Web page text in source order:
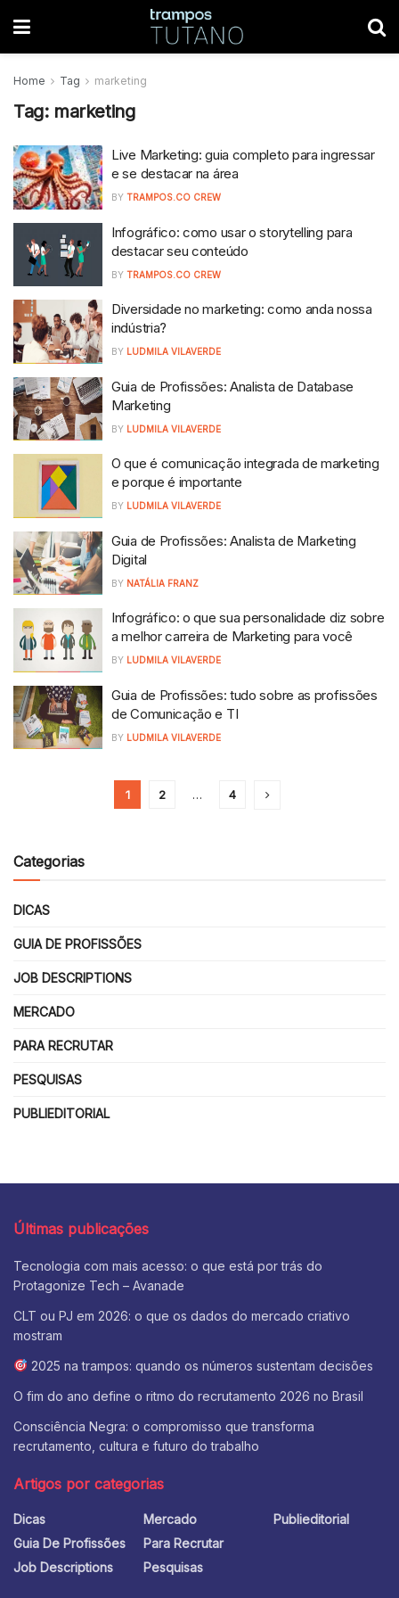
Home Tag marketing
Tag: marketing
Live Marketing: guia completo para ingressar
e se destacar na área
BY TRAMPOS.CO CREW
Infográfico: como usar o storytelling para
destacar seu conteúdo
BY TRAMPOS.CO CREW
Diversidade no marketing: como anda nossa
indústria?
BY LUDMILA VILAVERDE
Guia de Profissões: Analista de Database
Marketing
BY LUDMILA VILAVERDE
O que é comunicação integrada de marketing
e porque é importante
BY LUDMILA VILAVERDE
Guia de Profissões: Analista de Marketing
Digital
BY NATÁLIA FRANZ
Infográfico: o que sua personalidade diz sobre
a melhor carreira de Marketing para você
BY LUDMILA VILAVERDE
Guia de Profissões: tudo sobre as profissões
de Comunicação e TI
BY LUDMILA VILAVERDE
1 2 … 4
Categorias
DICAS
GUIA DE PROFISSÕES
JOB DESCRIPTIONS
MERCADO
PARA RECRUTAR
PESQUISAS
PUBLIEDITORIAL
Últimas publicações
Tecnologia com mais acesso: o que está por trás do
Protagonize Tech – Avanade
CLT ou PJ em 2026: o que os dados do mercado criativo
mostram
2025 na trampos: quando os números sustentam decisões
O fim do ano define o ritmo do recrutamento 2026 no Brasil
Consciência Negra: o compromisso que transforma
recrutamento, cultura e futuro do trabalho
Artigos por categorias
Dicas
Guia De Profissões
Job Descriptions
Mercado
Para Recrutar
Pesquisas
Publieditorial